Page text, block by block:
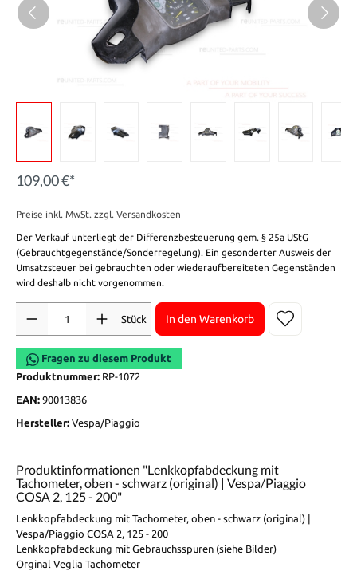
109,00 €*
Preise inkl. MwSt. zzgl. Versandkosten
Der Verkauf unterliegt der Differenzbesteuerung gem. § 25a UStG
(Gebrauchtgegenstände/Sonderregelung). Ein gesonderter Ausweis der
Umsatzsteuer bei gebrauchten oder wiederaufbereiteten Gegenständen
wird deshalb nicht vorgenommen.
Stück
In den Warenkorb
Fragen zu diesem Produkt
Produktnummer: RP-1072
EAN: 90013836
Hersteller: Vespa/Piaggio
Produktinformationen "Lenkkopfabdeckung mit
Tachometer, oben - schwarz (original) | Vespa/Piaggio
COSA 2, 125 - 200"
Lenkkopfabdeckung mit Tachometer, oben - schwarz (original) |
Vespa/Piaggio COSA 2, 125 - 200
Lenkkopfabdeckung mit Gebrauchsspuren (siehe Bilder)
Orginal Veglia Tachometer